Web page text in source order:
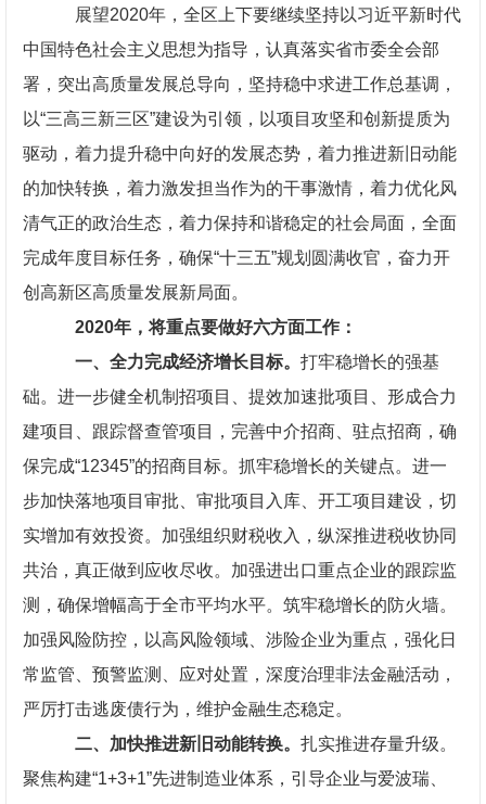
展望2020年，全区上下要继续坚持以习近平新时代
中国特色社会主义思想为指导，认真落实省市委全会部
署，突出高质量发展总导向，坚持稳中求进工作总基调，
以“三高三新三区”建设为引领，以项目攻坚和创新提质为
驱动，着力提升稳中向好的发展态势，着力推进新旧动能
的加快转换，着力激发担当作为的干事激情，着力优化风
清气正的政治生态，着力保持和谐稳定的社会局面，全面
完成年度目标任务，确保“十三五”规划圆满收官，奋力开
创高新区高质量发展新局面。
2020年，将重点要做好六方面工作：
一、全力完成经济增长目标。 打牢稳增长的强基
础。进一步健全机制招项目、提效加速批项目、形成合力
建项目、跟踪督查管项目，完善中介招商、驻点招商，确
保完成“12345”的招商目标。抓牢稳增长的关键点。进一
步加快落地项目审批、审批项目入库、开工项目建设，切
实增加有效投资。加强组织财税收入，纵深推进税收协同
共治，真正做到应收尽收。加强进出口重点企业的跟踪监
测，确保增幅高于全市平均水平。筑牢稳增长的防火墙。
加强风险防控，以高风险领域、涉险企业为重点，强化日
常监管、预警监测、应对处置，深度治理非法金融活动，
严厉打击逃废债行为，维护金融生态稳定。
二、加快推进新旧动能转换。 扎实推进存量升级。
聚焦构建“1+3+1”先进制造业体系，引导企业与爱波瑞、